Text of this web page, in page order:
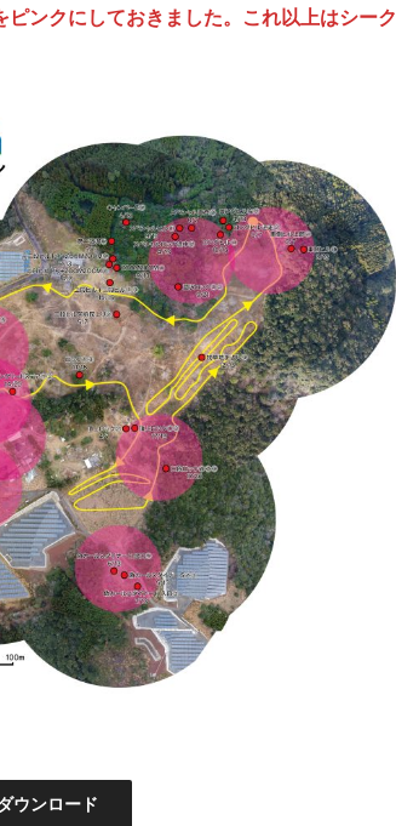
ピンクにしておきました。これ以上はシーク
ウンロード